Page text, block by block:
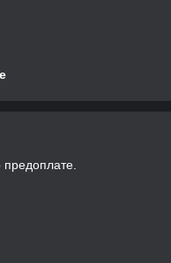
предоплате.